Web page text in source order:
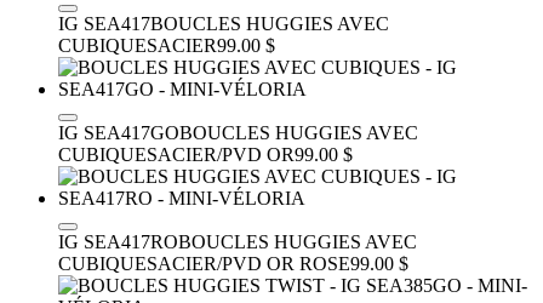
IG SEA417BOUCLES HUGGIES AVEC
CUBIQUESACIER99.00 $
IG SEA417GOBOUCLES HUGGIES AVEC
CUBIQUESACIER/PVD OR99.00 $
IG SEA417ROBOUCLES HUGGIES AVEC
CUBIQUESACIER/PVD OR ROSE99.00 $